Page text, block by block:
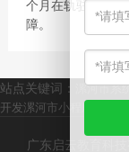
个月在轨驻留、
障。
站点关键词： 漯河市系
开发漯河市小程序商城开
广东启云教育科